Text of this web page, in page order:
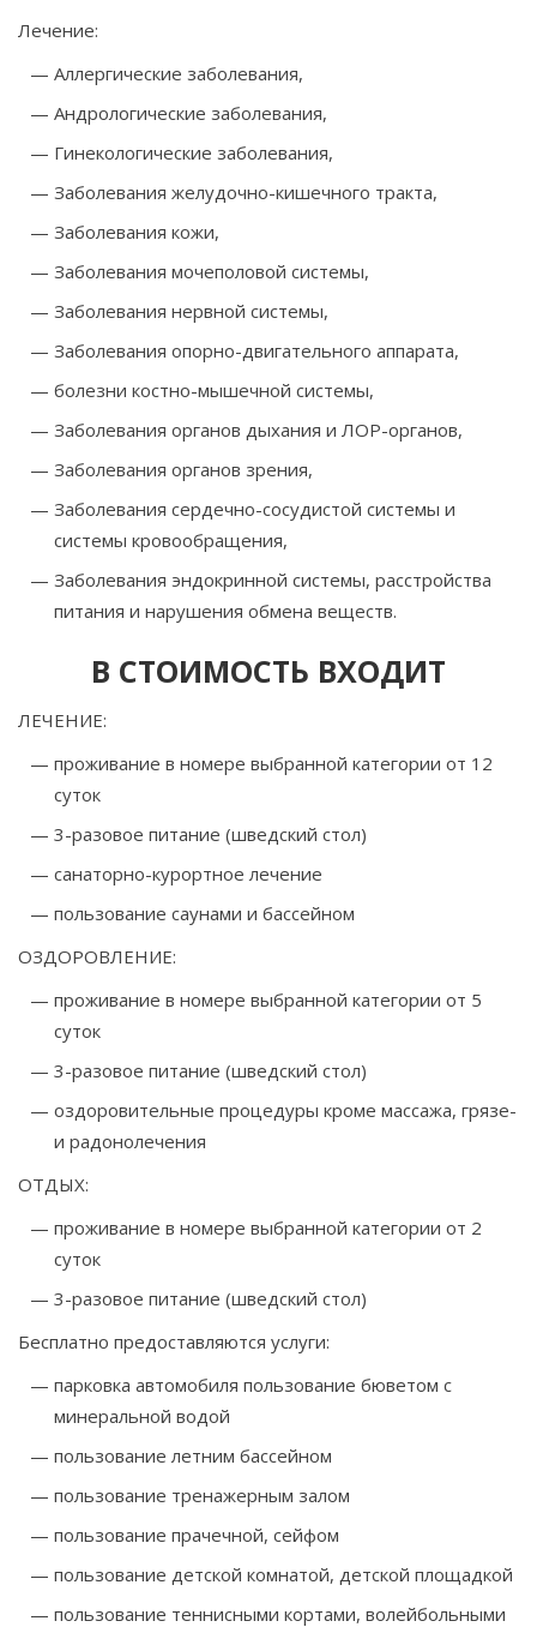
Лечение:
Аллергические заболевания,
Андрологические заболевания,
Гинекологические заболевания,
Заболевания желудочно-кишечного тракта,
Заболевания кожи,
Заболевания мочеполовой системы,
Заболевания нервной системы,
Заболевания опорно-двигательного аппарата,
болезни костно-мышечной системы,
Заболевания органов дыхания и ЛОР-органов,
Заболевания органов зрения,
Заболевания сердечно-сосудистой системы и
системы кровообращения,
Заболевания эндокринной системы, расстройства
питания и нарушения обмена веществ.
В СТОИМОСТЬ ВХОДИТ
ЛЕЧЕНИЕ:
проживание в номере выбранной категории от 12
суток
3-разовое питание (шведский стол)
санаторно-курортное лечение
пользование саунами и бассейном
ОЗДОРОВЛЕНИЕ:
проживание в номере выбранной категории от 5
суток
3-разовое питание (шведский стол)
оздоровительные процедуры кроме массажа, грязе-
и радонолечения
ОТДЫХ:
проживание в номере выбранной категории от 2
суток
3-разовое питание (шведский стол)
Бесплатно предоставляются услуги:
парковка автомобиля пользование бюветом с
минеральной водой
пользование летним бассейном
пользование тренажерным залом
пользование прачечной, сейфом
пользование детской комнатой, детской площадкой
пользование теннисными кортами, волейбольными